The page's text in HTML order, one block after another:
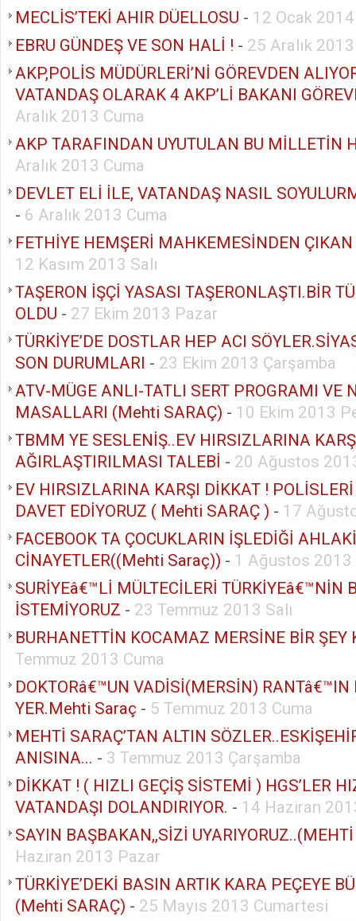
MECLİS’TEKİ AHIR DÜELLOSU - 12 Ocak
EBRU GÜNDEŞ VE SON HALİ ! - 25 Aralık
AKP,POLİS MÜDÜRLERİ’Nİ GÖREVDEN
VATANDAŞ OLARAK 4 AKP’Lİ BAKANI
Aralık 2013 Cuma
AKP TARAFINDAN UYUTULAN BU MİLLETİN
Aralık 2013 Cuma
DEVLET ELİ İLE, VATANDAŞ NASIL
- 6 Aralık 2013 Cuma
FETHİYE HEMŞERİ MAHKEMESİNDEN
12 Kasım 2013 Salı
TAŞERON İŞÇİ YASASI TAŞERONLAŞTI.BİR
OLDU - 27 Ekim 2013 Pazar
TÜRKİYE’DE DOSTLAR HEP ACI
SON DURUMLARI - 23 Ekim 2013 Çarşamba
ATV-MÜGE ANLI-TATLI SERT PROGRAMI VE
MASALLARI (Mehti SARAÇ) - 10 Ekim 2013
TBMM YE SESLENİŞ..EV HIRSIZLARINA
AĞIRLAŞTIRILMASI TALEBİ - 20 Ağustos
EV HIRSIZLARINA KARŞI DİKKAT !
DAVET EDİYORUZ ( Mehti SARAÇ ) - 17
FACEBOOK TA ÇOCUKLARIN İŞLEDİĞİ AHLAKİ
CİNAYETLER((Mehti Saraç)) - 1 Ağustos 2013
SURİYEâ€™Lİ MÜLTECİLERİ TÜRKİYEâ€™NİN
İSTEMİYORUZ - 23 Temmuz 2013 Salı
BURHANETTİN KOCAMAZ MERSİNE BİR ŞEY
Temmuz 2013 Cuma
DOKTORâ€™UN VADİSİ(MERSİN)
YER.Mehti Saraç - 5 Temmuz 2013 Cuma
MEHTİ SARAÇ’TAN ALTIN
ANISINA... - 3 Temmuz 2013 Çarşamba
DİKKAT ! ( HIZLI GEÇİŞ SİSTEMİ ) HGS’LER
VATANDAŞI DOLANDIRIYOR. - 14 Haziran
SAYIN BAŞBAKAN,,SİZİ
Haziran 2013 Pazar
TÜRKİYE’DEKİ BASIN ARTIK KARA PEÇEYE
(Mehti SARAÇ) - 25 Mayıs 2013 Cumartesi